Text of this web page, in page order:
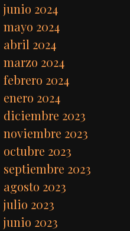
junio 2024
mayo 2024
abril 2024
marzo 2024
febrero 2024
enero 2024
diciembre 2023
noviembre 2023
octubre 2023
septiembre 2023
agosto 2023
julio 2023
junio 2023